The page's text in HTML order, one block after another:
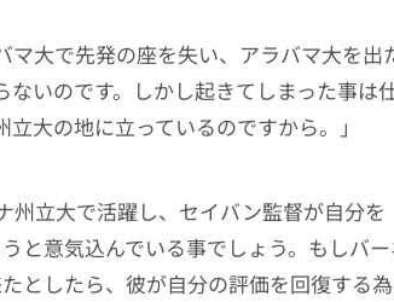
マ大で先発の座を失い、アラバマ大を出
いのです。しかし起きてしまった事は
大の地に立っているのですから。」
州立大で活躍し、セイバン監督が自分を
と意気込んでいる事でしょう。もしバ
としたら、彼が自分の評価を回復する